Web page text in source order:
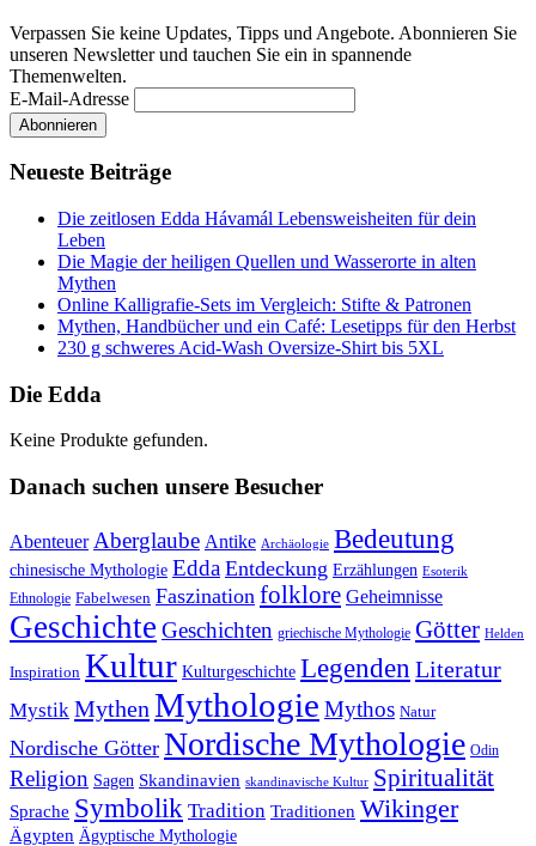
Verpassen Sie keine Updates, Tipps und Angebote. Abonnieren Sie
unseren Newsletter und tauchen Sie ein in spannende
Themenwelten.
E-Mail-Adresse
Neueste Beiträge
Die zeitlosen Edda Hávamál Lebensweisheiten für dein
Leben
Die Magie der heiligen Quellen und Wasserorte in alten
Mythen
Online Kalligrafie‑Sets im Vergleich: Stifte & Patronen
Mythen, Handbücher und ein Café: Lesetipps für den Herbst
230 g schweres Acid-Wash Oversize-Shirt bis 5XL
Die Edda
Keine Produkte gefunden.
Danach suchen unsere Besucher
Abenteuer Aberglaube Antike Archäologie Bedeutung
chinesische Mythologie Edda Entdeckung Erzählungen Esoterik
Ethnologie Fabelwesen Faszination folklore Geheimnisse
Geschichte Geschichten griechische Mythologie Götter Helden
Inspiration Kultur Kulturgeschichte Legenden Literatur
Mystik Mythen Mythologie Mythos Natur
Nordische Götter Nordische Mythologie Odin
Religion Sagen Skandinavien skandinavische Kultur Spiritualität
Sprache Symbolik Tradition Traditionen Wikinger
Ägypten Ägyptische Mythologie